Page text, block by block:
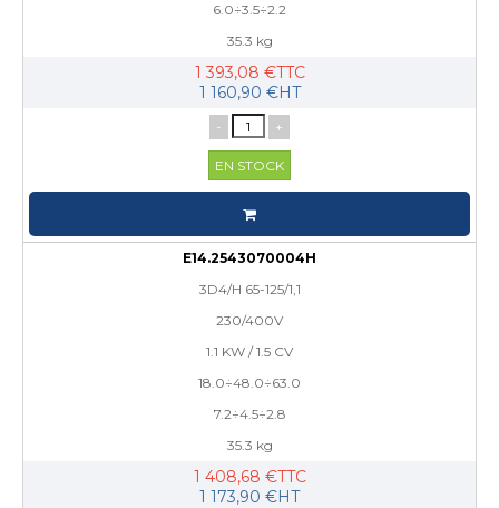
6.0÷3.5÷2.2
35.3 kg
1 393,08 €TTC
1 160,90 €HT
- +
EN STOCK
E14.2543070004H
3D4/H 65-125/1,1
230/400V
1.1 KW / 1.5 CV
18.0÷48.0÷63.0
7.2÷4.5÷2.8
35.3 kg
1 408,68 €TTC
1 173,90 €HT